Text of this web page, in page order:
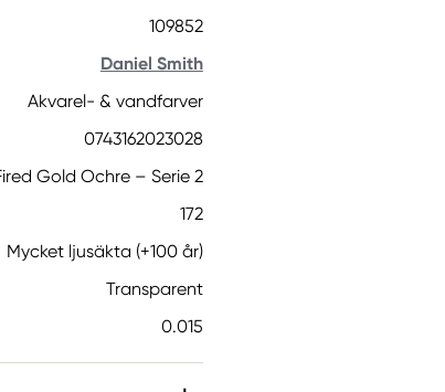
109852
Daniel Smith
Akvarel- & vandfarver
0743162023028
Gold Ochre – Serie 2
172
Mycket ljusäkta (+100 år)
Transparent
0.015